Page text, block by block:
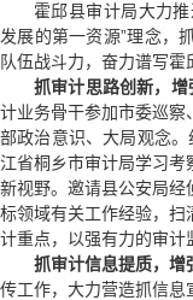
霍邱县审计局大力
发展的第一资源”理念，
队伍战斗力，奋力谱写霍
抓审计思路创新，增
计业务骨干参加市委巡
部政治意识、大局观念
江省桐乡市审计局学习
新视野。邀请县公安局
标领域有关工作经验，扫
计重点，以强有力的审计
抓审计信息提质，增
传工作，大力营造抓信